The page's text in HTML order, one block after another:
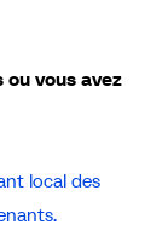
ou vous avez
local des